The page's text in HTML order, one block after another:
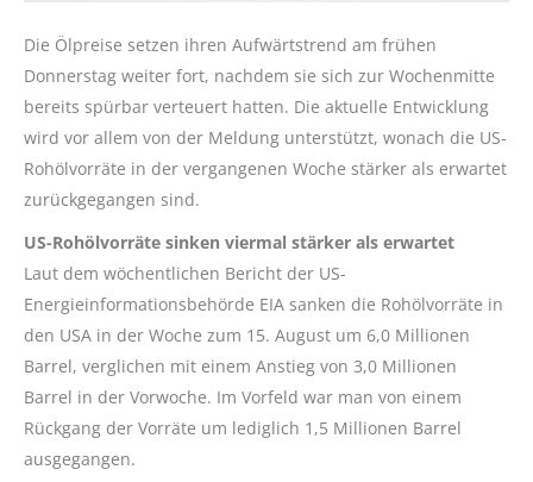
Die Ölpreise setzen ihren Aufwärtstrend am frühen
Donnerstag weiter fort, nachdem sie sich zur Wochenmitte
bereits spürbar verteuert hatten. Die aktuelle Entwicklung
wird vor allem von der Meldung unterstützt, wonach die US-
Rohölvorräte in der vergangenen Woche stärker als erwartet
zurückgegangen sind.
US-Rohölvorräte sinken viermal stärker als erwartet
Laut dem wöchentlichen Bericht der US-
Energieinformationsbehörde EIA sanken die Rohölvorräte in
den USA in der Woche zum 15. August um 6,0 Millionen
Barrel, verglichen mit einem Anstieg von 3,0 Millionen
Barrel in der Vorwoche. Im Vorfeld war man von einem
Rückgang der Vorräte um lediglich 1,5 Millionen Barrel
ausgegangen.